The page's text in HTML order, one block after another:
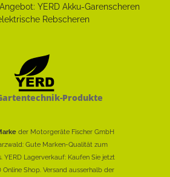
Produkte
der Motorgeräte Fischer GmbH
Gute Marken-Qualität zum
YERD Lagerverkauf: Kaufen Sie jetzt
Online Shop. Versand ausserhalb der